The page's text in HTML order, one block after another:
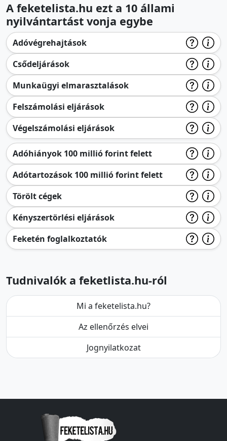
A feketelista.hu ezt a 10 állami
nyilvántartást vonja egybe
Adóvégrehajtások
Csődeljárások
Munkaügyi elmarasztalások
Felszámolási eljárások
Végelszámolási eljárások
Adóhiányok 100 millió forint felett
Adótartozások 100 millió forint felett
Törölt cégek
Kényszertörlési eljárások
Feketén foglalkoztatók
Tudnivalók a feketlista.hu-ról
Mi a feketelista.hu?
Az ellenőrzés elvei
Jognyilatkozat